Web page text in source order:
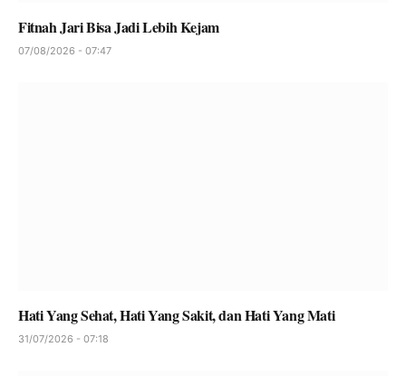
Fitnah Jari Bisa Jadi Lebih Kejam
07/08/2026 - 07:47
Hati Yang Sehat, Hati Yang Sakit, dan Hati Yang Mati
31/07/2026 - 07:18